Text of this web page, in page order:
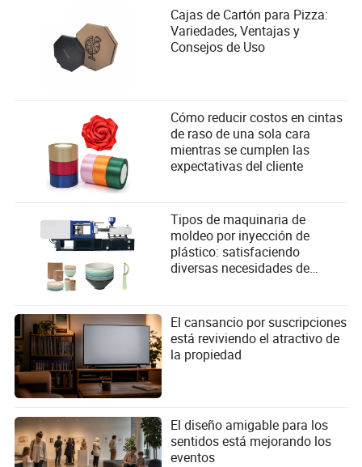
Cajas de Cartón para Pizza:
Variedades, Ventajas y
Consejos de Uso
Cómo reducir costos en cintas
de raso de una sola cara
mientras se cumplen las
expectativas del cliente
Tipos de maquinaria de
moldeo por inyección de
plástico: satisfaciendo
diversas necesidades de
El cansancio por suscripciones
está reviviendo el atractivo de
la propiedad
El diseño amigable para los
sentidos está mejorando los
eventos